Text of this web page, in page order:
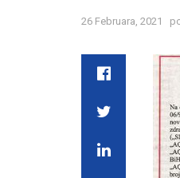
26 Februara, 2021